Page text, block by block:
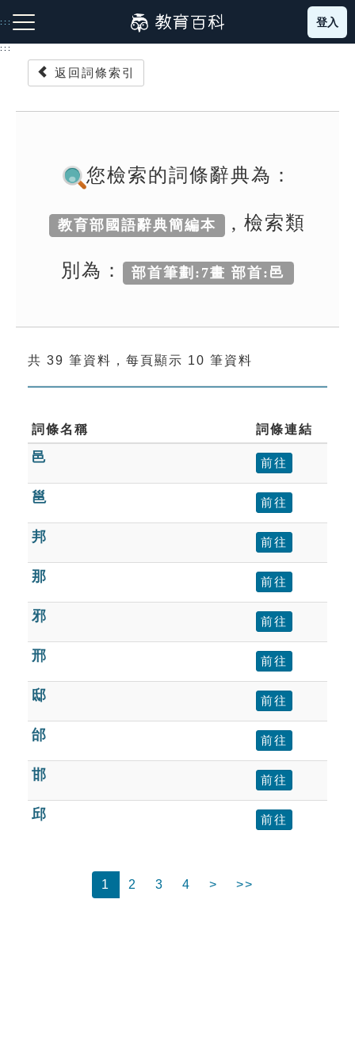
到
主
:::
生字詞彙表
成語故事
索引選單
單字索引
生命大百科索引
遊戲專區
教學應用
貓頭鷹博士
登入
:::
返回詞條索引
您檢索的詞條辭典為：
教育部國語辭典簡編本 , 檢索類
別為： 部首筆劃:7畫 部首:邑
共 39 筆資料，每頁顯示 10 筆資料
詞條名稱 詞條連結
邑 前往
邕 前往
邦 前往
那 前往
邪 前往
邢 前往
邸 前往
邰 前往
邯 前往
邱 前往
1 2 3 4 > >>